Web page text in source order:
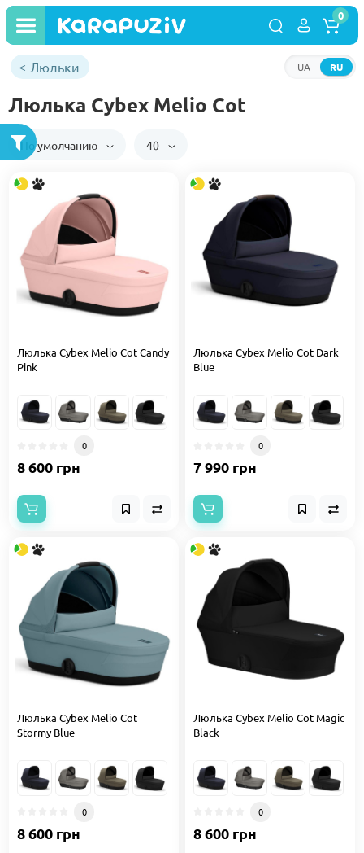
RU
UA
0
Люльки
Люлька Cybex Melio Сot
По умолчанию 40
Люлька Cybex Melio Cot Candy
Pink
0
8 600 грн
Люлька Cybex Melio Cot Dark
Blue
0
7 990 грн
Люлька Cybex Melio Cot
Stormy Blue
0
8 600 грн
Люлька Cybex Melio Cot Magic
Black
0
8 600 грн